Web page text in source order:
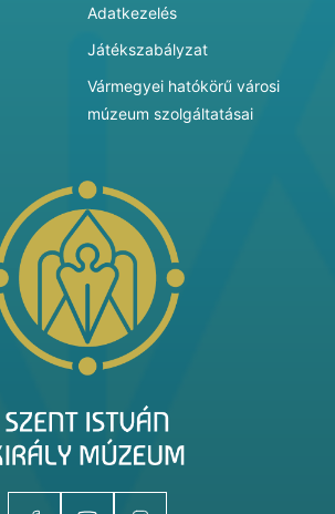
Adatkezelés
Játékszabályzat
Vármegyei hatókörű városi
múzeum szolgáltatásai